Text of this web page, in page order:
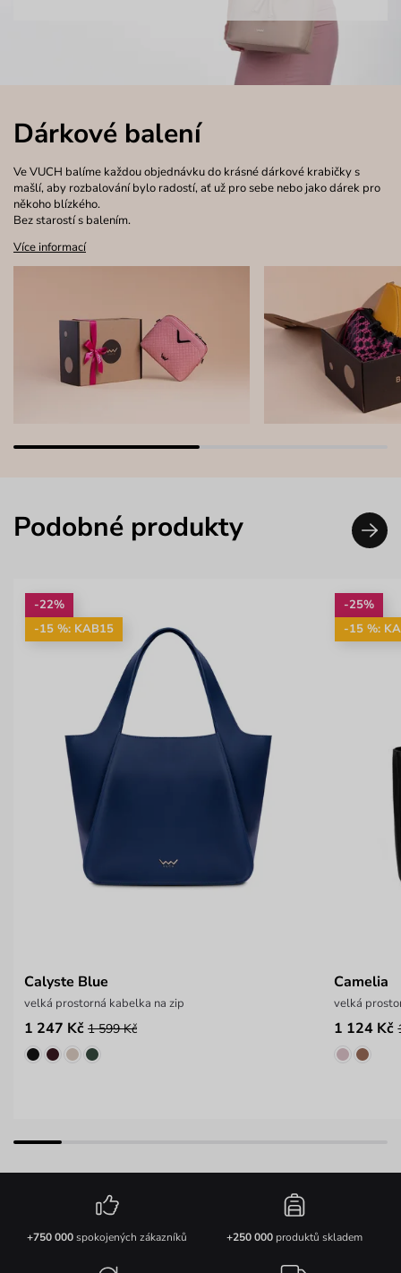
Dárkové balení
Ve VUCH balíme každou objednávku do krásné dárkové krabičky s
mašlí, aby rozbalování bylo radostí, ať už pro sebe nebo jako dárek pro
někoho blízkého.
Bez starostí s balením.
Více informací
Podobné produkty
-22%
-15 %: KAB15
Calyste Blue
velká prostorná kabelka na zip
1 247 Kč 1 599 Kč
-25%
-15 %:
Camelia
velká
1 124 Kč
+750 000spokojených zákazníků +250 000produktů skladem